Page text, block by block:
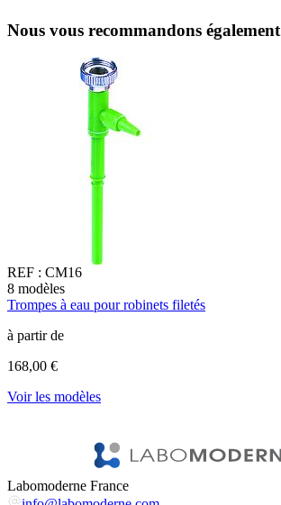
Nous vous recommandons également
REF : CM16
8 modèles
Trompes à eau pour robinets filetés
à partir de
168,00 €
Voir les modèles
Labomoderne France